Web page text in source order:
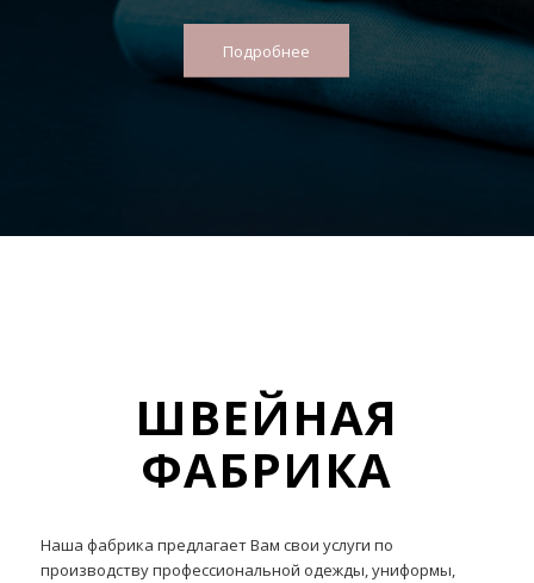
Подробнее
ШВЕЙНАЯ
ФАБРИКА
Наша фабрика предлагает Вам свои услуги по
производству профессиональной одежды, униформы,